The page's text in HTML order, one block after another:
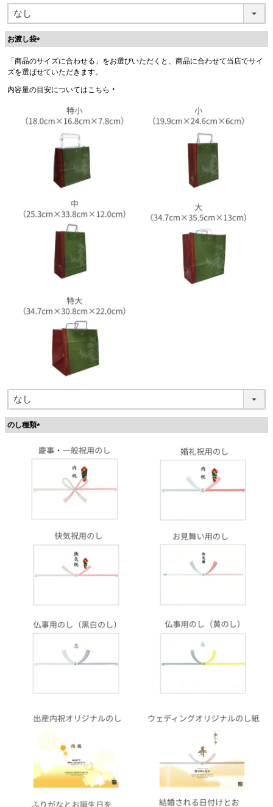
お渡し袋
必
須
)
「商品のサイズに合わせる」をお選びいただくと、商品に合わせて当店でサイ
ズを選ばせていただきます。
内容量の目安についてはこちら
のし種類
必
須